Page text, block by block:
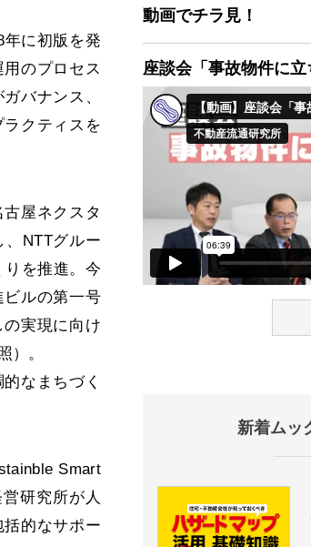
に初版を発
のプロセス
バナンス、
クティスを
屋ネクスタ
、NTTグルー
りを推進。今
ルの第一号
実現に向け
）。
なまちづく
Smart
研究所が人
的なサポー
動画でチラ見！
座談会「事故物件に立
新着ムッ